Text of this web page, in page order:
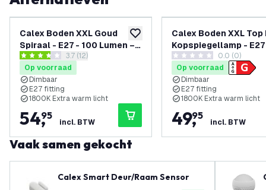
toevoegen aan verlanglijst
Calex Boden XXL Goud
Spiraal - E27 - 100 Lumen –
Goud
reviews drawer openen
3.7 score sterren3.7 (12)
Op voorraad
Dimbaar
E27 fitting
1800K Extra warm licht
54,
95
incl. BTW
Calex Boden XXL
Kopspiegellamp -
Lumen – Goud
0 score sterren0.0 (0)
Op voorraad
Dimbaar
E27 fitting
1800K Extra warm licht
49,
95
incl. BTW
Vaak samen gekocht
Calex Smart Deur/Raam Sensor